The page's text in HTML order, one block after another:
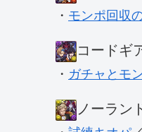
・ モンポ回収
コードギ
・ ガチャとモ
ノーラン